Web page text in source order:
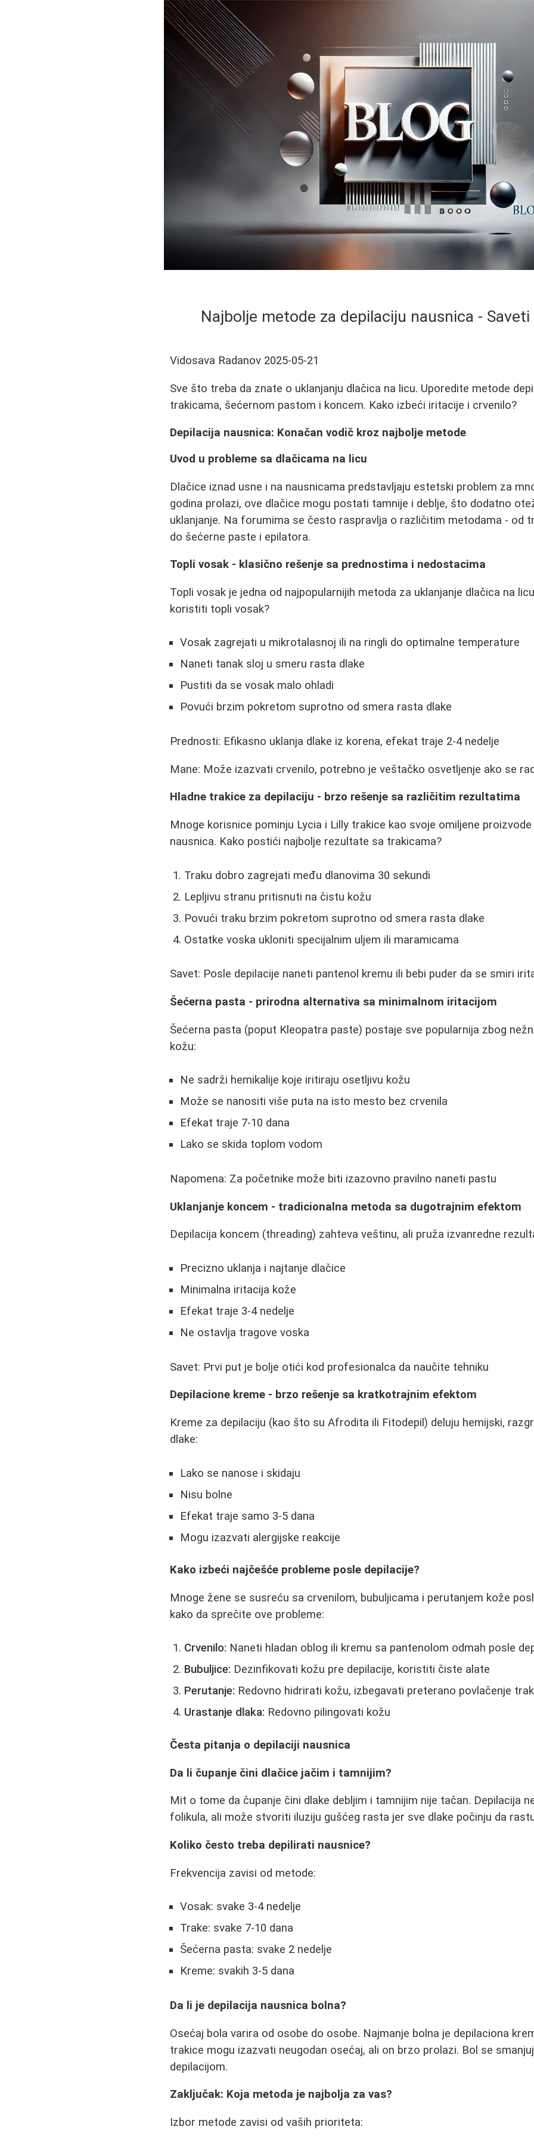
Najbolje metode za depilaciju nausnica -
Vidosava Radanov 2025-05-21
Sve što treba da znate o uklanjanju dlačica na licu. Uporedite metode
trakicama, šećernom pastom i koncem. Kako izbeći iritacije i crvenilo?
Depilacija nausnica: Konačan vodič kroz najbolje metode
Uvod u probleme sa dlačicama na licu
Dlačice iznad usne i na nausnicama predstavljaju estetski problem za
godina prolazi, ove dlačice mogu postati tamnije i deblje, što dodatno
uklanjanje. Na forumima se često raspravlja o različitim metodama - od
do šećerne paste i epilatora.
Topli vosak - klasično rešenje sa prednostima i nedostacima
Topli vosak je jedna od najpopularnijih metoda za uklanjanje dlačica na
koristiti topli vosak?
Vosak zagrejati u mikrotalasnoj ili na ringli do optimalne temperature
Naneti tanak sloj u smeru rasta dlake
Pustiti da se vosak malo ohladi
Povući brzim pokretom suprotno od smera rasta dlake
Prednosti: Efikasno uklanja dlake iz korena, efekat traje 2-4 nedelje
Mane: Može izazvati crvenilo, potrebno je veštačko osvetljenje ako se
Hladne trakice za depilaciju - brzo rešenje sa različitim rezultatima
Mnoge korisnice pominju Lycia i Lilly trakice kao svoje omiljene
nausnica. Kako postići najbolje rezultate sa trakicama?
Traku dobro zagrejati među dlanovima 30 sekundi
Lepljivu stranu pritisnuti na čistu kožu
Povući traku brzim pokretom suprotno od smera rasta dlake
Ostatke voska ukloniti specijalnim uljem ili maramicama
Savet: Posle depilacije naneti pantenol kremu ili bebi puder da se smiri
Šećerna pasta - prirodna alternativa sa minimalnom iritacijom
Šećerna pasta (poput Kleopatra paste) postaje sve popularnija zbog
kožu:
Ne sadrži hemikalije koje iritiraju osetljivu kožu
Može se nanositi više puta na isto mesto bez crvenila
Efekat traje 7-10 dana
Lako se skida toplom vodom
Napomena: Za početnike može biti izazovno pravilno naneti pastu
Uklanjanje koncem - tradicionalna metoda sa dugotrajnim efektom
Depilacija koncem (threading) zahteva veštinu, ali pruža izvanredne
Precizno uklanja i najtanje dlačice
Minimalna iritacija kože
Efekat traje 3-4 nedelje
Ne ostavlja tragove voska
Savet: Prvi put je bolje otići kod profesionalca da naučite tehniku
Depilacione kreme - brzo rešenje sa kratkotrajnim efektom
Kreme za depilaciju (kao što su Afrodita ili Fitodepil) deluju hemijski,
dlake:
Lako se nanose i skidaju
Nisu bolne
Efekat traje samo 3-5 dana
Mogu izazvati alergijske reakcije
Kako izbeći najčešće probleme posle depilacije?
Mnoge žene se susreću sa crvenilom, bubuljicama i perutanjem kože
kako da sprečite ove probleme:
Crvenilo: Naneti hladan oblog ili kremu sa pantenolom odmah posle
Bubuljice: Dezinfikovati kožu pre depilacije, koristiti čiste alate
Perutanje: Redovno hidrirati kožu, izbegavati preterano povlačenje
Urastanje dlaka: Redovno pilingovati kožu
Česta pitanja o depilaciji nausnica
Da li čupanje čini dlačice jačim i tamnijim?
Mit o tome da čupanje čini dlake debljim i tamnijim nije tačan. Depilacija
folikula, ali može stvoriti iluziju gušćeg rasta jer sve dlake počinju da
Koliko često treba depilirati nausnice?
Frekvencija zavisi od metode:
Vosak: svake 3-4 nedelje
Trake: svake 7-10 dana
Šećerna pasta: svake 2 nedelje
Kreme: svakih 3-5 dana
Da li je depilacija nausnica bolna?
Osećaj bola varira od osobe do osobe. Najmanje bolna je depilaciona
trakice mogu izazvati neugodan osećaj, ali on brzo prolazi. Bol se
depilacijom.
Zaključak: Koja metoda je najbolja za vas?
Izbor metode zavisi od vaših prioriteta: